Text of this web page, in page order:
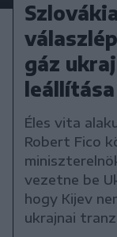
gáz
Éles vita
Robert Fico
vezetne be
hogy Kijev
ukrajnai